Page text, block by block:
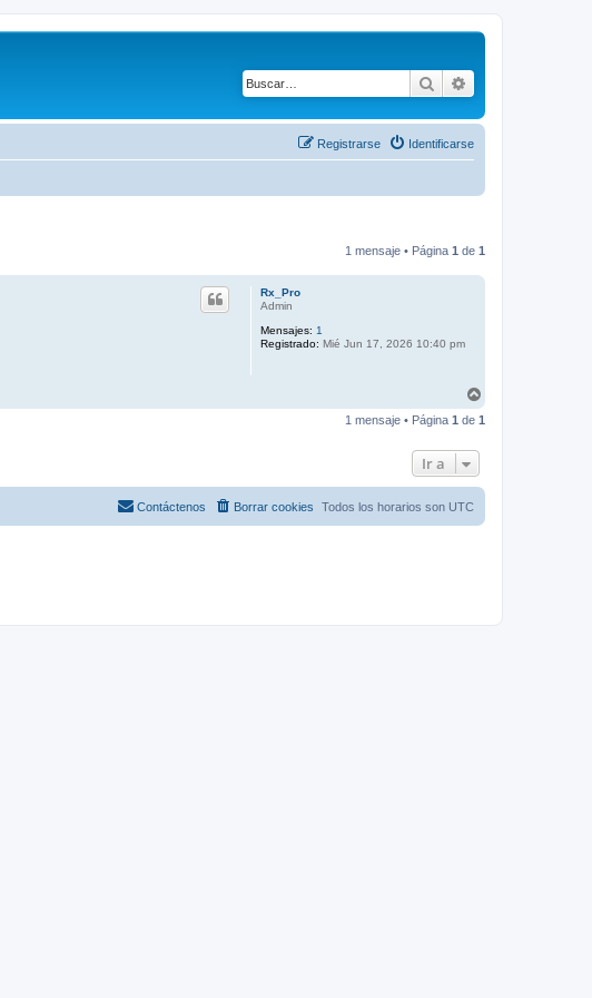
Buscar
Identificarse
Registrarse
1 mensaje • Página 1 de 1
Rx_Pro
Admin
Mensajes: 1
Registrado: Mié Jun 17, 2026 10:40 pm
r
1 mensaje • Página 1 de 1
Ir a
Todos los horarios son UTC
Borrar cookies
Contáctenos